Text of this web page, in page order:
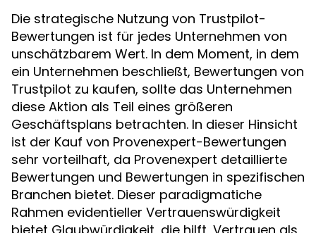
Die strategische Nutzung von Trustpilot-
Bewertungen ist für jedes Unternehmen von
unschätzbarem Wert. In dem Moment, in dem
ein Unternehmen beschließt, Bewertungen von
Trustpilot zu kaufen, sollte das Unternehmen
diese Aktion als Teil eines größeren
Geschäftsplans betrachten. In dieser Hinsicht
ist der Kauf von Provenexpert-Bewertungen
sehr vorteilhaft, da Provenexpert detaillierte
Bewertungen und Bewertungen in spezifischen
Branchen bietet. Dieser paradigmatiche
Rahmen evidentieller Vertrauenswürdigkeit